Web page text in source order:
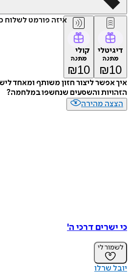
איזה פורמט לשלוח
דיגיטלי
מתנה
₪10
קולי
מתנה
₪10
איך אפשר ליצור חזון משותף ומאחד
הזהויות והשסעים שנחשפו במלחמה?
הצצה מהירה
כי ישרים דרכי ה'
לשמור לי
יובל שרלו